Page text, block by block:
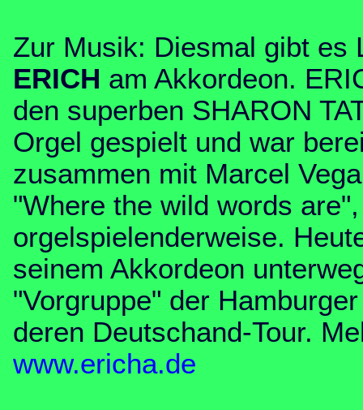
Zur Musik: Diesmal gibt es
ERICH am Akkordeon.
den superben SHARON
Orgel gespielt und war
zusammen mit Marcel
"Where the wild words
orgelspielenderweise.
seinem Akkordeon
"Vorgruppe" der
deren Deutschand-Tour.
www.ericha.de